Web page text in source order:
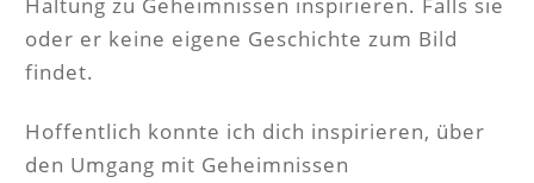
oder er keine eigene Geschichte zum Bild
findet.
Hoffentlich konnte ich dich inspirieren, über
den Umgang mit Geheimnissen